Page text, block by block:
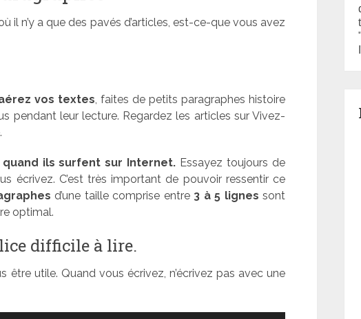
il n’y a que des pavés d’articles, est-ce-que vous avez
vos textes, faites de petits paragraphes histoire
pendant leur lecture. Regardez les articles sur Vivez-
ils surfent sur Internet. Essayez toujours de
écrivez. C’est très important de pouvoir ressentir ce
d’une taille comprise entre 3 à 5 lignes sont
optimal.
difficile à lire.
être utile. Quand vous écrivez, n’écrivez pas avec une